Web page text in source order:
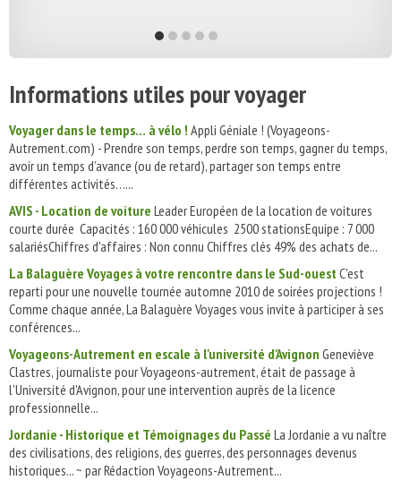
Informations utiles pour voyager
Voyager dans le temps… à vélo ! Appli Géniale ! (Voyageons-
Autrement.com) - Prendre son temps, perdre son temps, gagner du temps,
avoir un temps d’avance (ou de retard), partager son temps entre
différentes activités…...
AVIS - Location de voiture Leader Européen de la location de voitures
courte durée Capacités : 160 000 véhicules 2500 stationsEquipe : 7 000
salariésChiffres d'affaires : Non connu Chiffres clés 49% des achats de...
La Balaguère Voyages à votre rencontre dans le Sud-ouest C'est
reparti pour une nouvelle tournée automne 2010 de soirées projections !
Comme chaque année, La Balaguère Voyages vous invite à participer à ses
conférences...
Voyageons-Autrement en escale à l'université d'Avignon Geneviève
Clastres, journaliste pour Voyageons-autrement, était de passage à
l'Université d'Avignon, pour une intervention auprès de la licence
professionnelle...
Jordanie - Historique et Témoignages du Passé La Jordanie a vu naître
des civilisations, des religions, des guerres, des personnages devenus
historiques... ~ par Rédaction Voyageons-Autrement...